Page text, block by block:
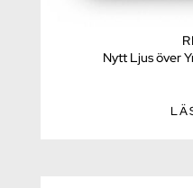
Nytt Ljus över